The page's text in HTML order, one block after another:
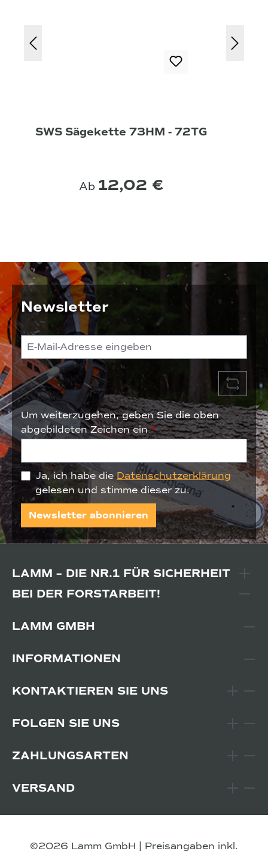
SWS Sägekette 73HM - 72TG
Ab 12,02 €
Newsletter
Um weiterzugehen, geben Sie die oben
abgebildeten Zeichen ein*
Ja, ich habe die Datenschutzerklärung
gelesen und stimme dieser zu.
Newsletter abonnieren
LAMM – DIE NR.1 FÜR SICHERHEIT
BEI DER FORSTARBEIT!
LAMM GMBH
INFORMATIONEN
KONTAKTIEREN SIE UNS
FOLGEN SIE UNS
ZAHLUNGSARTEN
VERSAND
©2026 Lamm GmbH | Preisangaben inkl.